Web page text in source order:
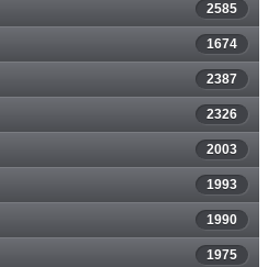
2585
1674
2387
2326
2003
1993
1990
1975